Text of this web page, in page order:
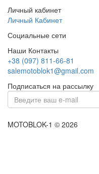
Личный кабинет
Личный Кабинет
Социальные сети
Наши Контакты
+38 (097) 811-66-81
salemotoblok1@gmail.com
Подписаться на рассылку
MOTOBLOK-1 © 2026